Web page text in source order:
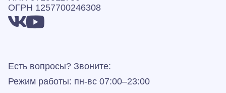
ОГРН 1257700246308
Есть вопросы? Звоните:
Режим работы: пн-вс 07:00–23:00